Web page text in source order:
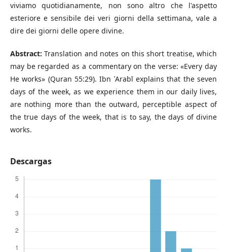
viviamo quotidianamente, non sono altro che l'aspetto
esteriore e sensibile dei veri giorni della settimana, vale a
dire dei giorni delle opere divine.
Abstract: Translation and notes on this short treatise, which
may be regarded as a commentary on the verse: «Every day
He works» (Quran 55:29). Ibn ʿArabī explains that the seven
days of the week, as we experience them in our daily lives,
are nothing more than the outward, perceptible aspect of
the true days of the week, that is to say, the days of divine
works.
Descargas